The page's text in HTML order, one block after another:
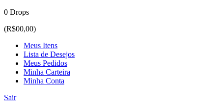
0 Drops
(R$00,00)
Meus Itens
Lista de Desejos
Meus Pedidos
Minha Carteira
Minha Conta
Sair